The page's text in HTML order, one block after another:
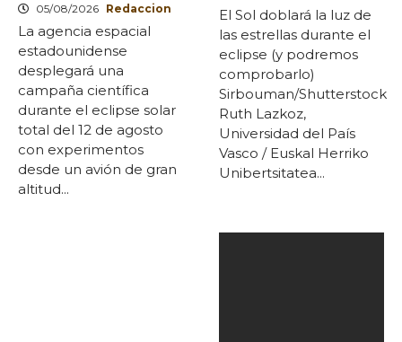
05/08/2026 Redaccion
La agencia espacial
estadounidense
desplegará una
campaña científica
durante el eclipse solar
total del 12 de agosto
con experimentos
desde un avión de gran
altitud...
El Sol doblará la luz de
las estrellas durante el
eclipse (y podremos
comprobarlo)
Sirbouman/Shutterstock
Ruth Lazkoz,
Universidad del País
Vasco / Euskal Herriko
Unibertsitatea...